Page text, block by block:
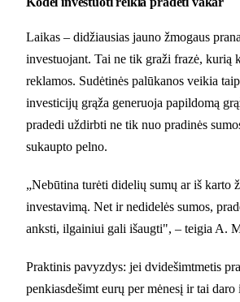
Laikas – didžiausias jauno žmogaus
investuojant. Tai ne tik graži frazė, kurią
reklamos. Sudėtinės palūkanos veikia
investicijų grąža generuoja papildomą
pradedi uždirbti ne tik nuo pradinės
sukaupto pelno.
„Nebūtina turėti didelių sumų ar iš karto
investavimą. Net ir nedidelės sumos,
anksti, ilgainiui gali išaugti", – teigia A.
Praktinis pavyzdys: jei dvidešimtmetis
penkiasdešimt eurų per mėnesį ir tai daro